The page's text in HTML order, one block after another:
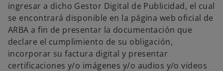
ingresar a dicho Gestor Digital de Publicidad, el cual
se encontrará disponible en la página web oficial de
ARBA a fin de presentar la documentación que
declare el cumplimiento de su obligación,
incorporar su factura digital y presentar
certificaciones y/o imágenes y/o audios y/o videos